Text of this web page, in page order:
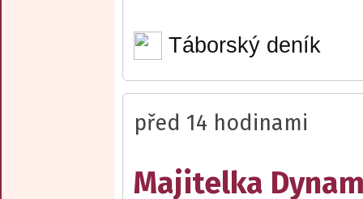
Táborský deník
před 14 hodinami
Majitelka